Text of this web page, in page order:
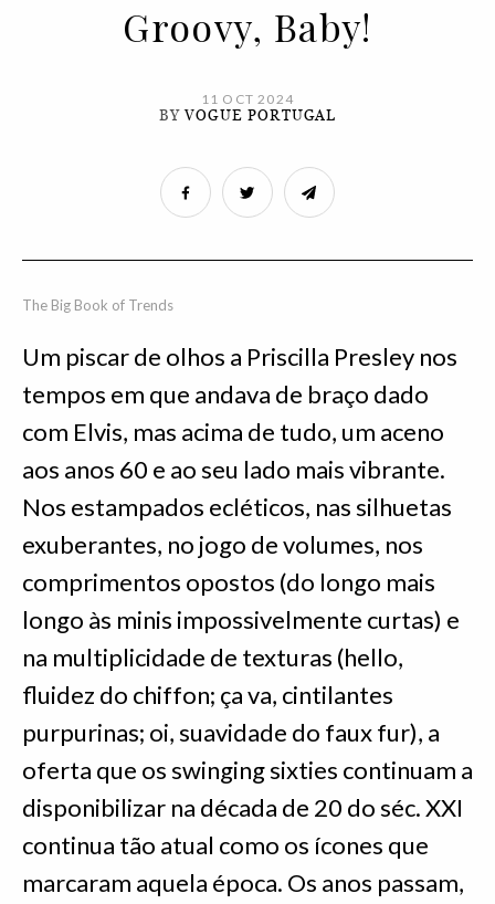
Groovy, Baby!
11 OCT 2024
BYVOGUE PORTUGAL
The Big Book of Trends
Um piscar de olhos a Priscilla Presley nos
tempos em que andava de braço dado
com Elvis, mas acima de tudo, um aceno
aos anos 60 e ao seu lado mais vibrante.
Nos estampados ecléticos, nas silhuetas
exuberantes, no jogo de volumes, nos
comprimentos opostos (do longo mais
longo às minis impossivelmente curtas) e
na multiplicidade de texturas (hello,
fluidez do chiffon; ça va, cintilantes
purpurinas; oi, suavidade do faux fur), a
oferta que os swinging sixties continuam a
disponibilizar na década de 20 do séc. XXI
continua tão atual como os ícones que
marcaram aquela época. Os anos passam,